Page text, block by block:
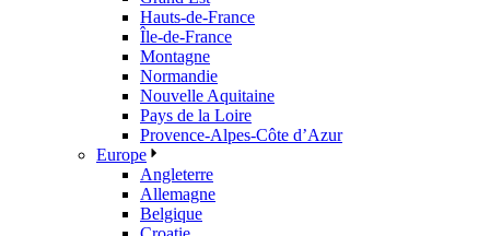
Hauts-de-France
Île-de-France
Montagne
Normandie
Nouvelle Aquitaine
Pays de la Loire
Provence-Alpes-Côte d’Azur
Europe
Angleterre
Allemagne
Belgique